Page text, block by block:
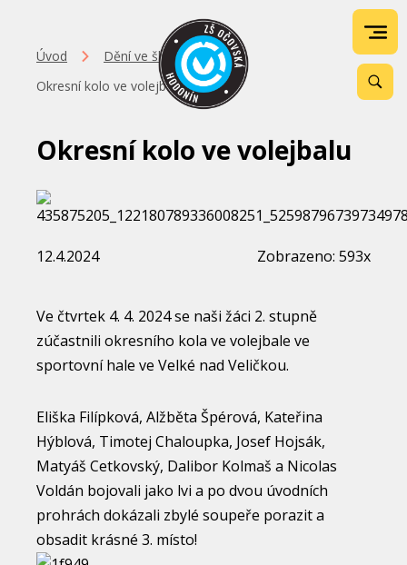
Úvod
Dění ve škole
Okresní kolo ve volejbalu
Okresní kolo ve volejbalu
12.4.2024 Zobrazeno: 593x
Ve čtvrtek 4. 4. 2024 se naši žáci 2. stupně
zúčastnili okresního kola ve volejbale ve
sportovní hale ve Velké nad Veličkou.
Eliška Filípková, Alžběta Špérová, Kateřina
Hýblová, Timotej Chaloupka, Josef Hojsák,
Matyáš Cetkovský, Dalibor Kolmaš a Nicolas
Voldán bojovali jako lvi a po dvou úvodních
prohrách dokázali zbylé soupeře porazit a
obsadit krásné 3. místo!